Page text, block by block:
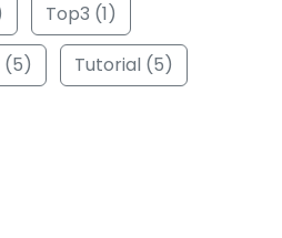
Top3 (1)
(5)
Tutorial (5)